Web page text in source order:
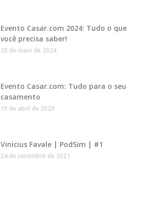
Evento Casar.com 2024: Tudo o que
você precisa saber!
23 de maio de 2024
Evento Casar.com: Tudo para o seu
casamento
19 de abril de 2023
Vinicius Favale | PodSim | #1
24 de setembro de 2021